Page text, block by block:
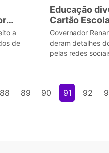
a
de
Educação
Cartão
mil alunos
Governador
deram detalhes
pelas redes
88 89 90 91 92